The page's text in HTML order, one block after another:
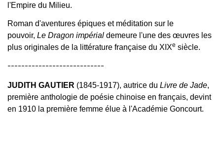
l'Empire du Milieu.
Roman d'aventures épiques et méditation sur le
pouvoir, Le Dragon impérial demeure l'une des œuvres les
plus originales de la littérature française du XIXe siècle.
----------------------------
JUDITH GAUTIER (1845-1917), autrice du Livre de Jade,
première anthologie de poésie chinoise en français, devint
en 1910 la première femme élue à l'Académie Goncourt.